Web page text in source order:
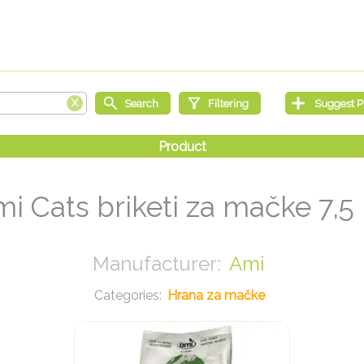
Cats briketi za mačke 7,5
Ami
Hrana za mačke